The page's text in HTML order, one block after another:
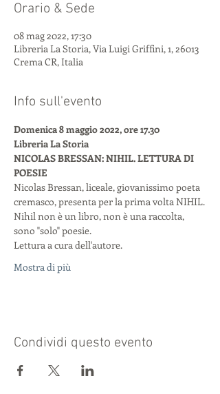
Orario & Sede
08 mag 2022, 17:30
Libreria La Storia, Via Luigi Griffini, 1, 26013
Crema CR, Italia
Info sull'evento
Domenica 8 maggio 2022, ore 17.30
Libreria La Storia
NICOLAS BRESSAN: NIHIL. LETTURA DI
POESIE
Nicolas Bressan, liceale, giovanissimo poeta
cremasco, presenta per la prima volta NIHIL.
Nihil non è un libro, non è una raccolta,
sono "solo" poesie.
Lettura a cura dell'autore.
Mostra di più
Condividi questo evento